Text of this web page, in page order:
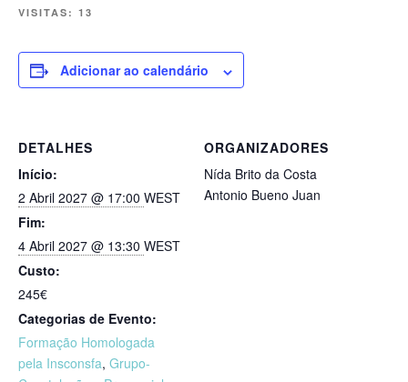
VISITAS: 13
Adicionar ao calendário
DETALHES
Início:
2 Abril 2027 @ 17:00 WEST
Fim:
4 Abril 2027 @ 13:30 WEST
Custo:
245€
Categorias de Evento:
Formação Homologada
pela Insconsfa, Grupo-
ORGANIZADORES
Nída Brito da Costa
Antonio Bueno Juan